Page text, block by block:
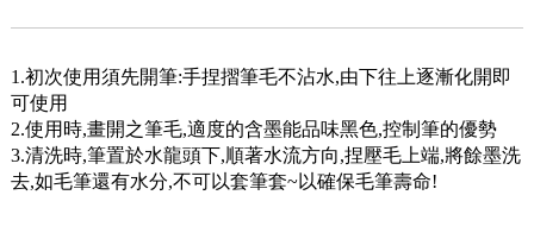
1.初次使用須先開筆:手捏摺筆毛不沾水,由下往上逐漸化開即
可使用
2.使用時,畫開之筆毛,適度的含墨能品味黑色,控制筆的優勢
3.清洗時,筆置於水龍頭下,順著水流方向,捏壓毛上端,將餘墨洗
去,如毛筆還有水分,不可以套筆套~以確保毛筆壽命!